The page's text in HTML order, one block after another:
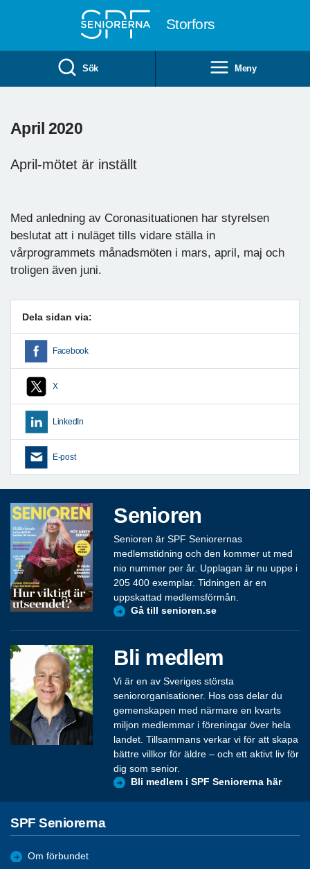
Storfors
Sök Meny
April 2020
April-mötet är inställt
Med anledning av Coronasituationen har styrelsen
beslutat att i nuläget tills vidare ställa in
vårprogrammets månadsmöten i mars, april, maj och
troligen även juni.
Dela sidan via:
Facebook
X
LinkedIn
E-post
Senioren
Senioren är SPF Seniorernas
medlemstidning och den kommer ut med
nio nummer per år. Upplagan är nu uppe i
205 400 exemplar. Tidningen är en
uppskattad medlemsförmån.
Gå till senioren.se
Bli medlem
Vi är en av Sveriges största
seniororganisationer. Hos oss delar du
gemenskapen med närmare en kvarts
miljon medlemmar i föreningar över hela
landet. Tillsammans verkar vi för att skapa
bättre villkor för äldre – och ett aktivt liv för
dig som senior.
Bli medlem i SPF Seniorerna här
SPF Seniorerna
Om förbundet